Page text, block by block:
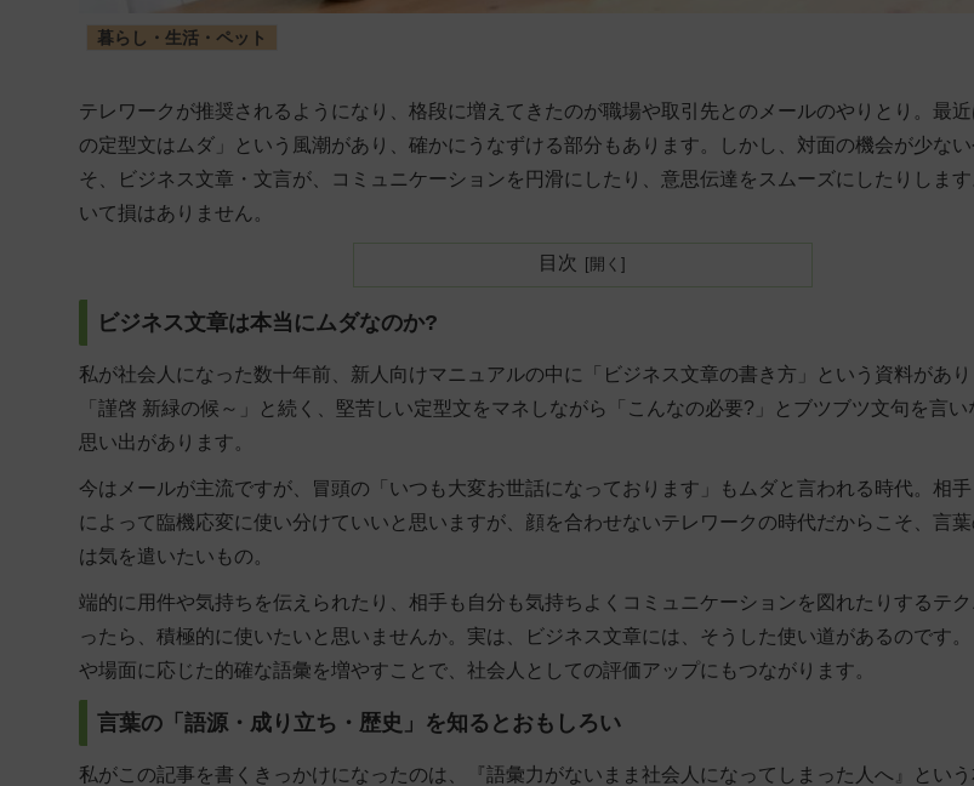
暮らし・生活・ペット
テレワークが推奨されるようになり、格段に増えてきたのが職場や取引先とのメールのやりとり。最
の定型文はムダ」という風潮があり、確かにうなずける部分もあります。しかし、対面の機会が少ない
そ、ビジネス文章・文言が、コミュニケーションを円滑にしたり、意思伝達をスムーズにしたりしま
いて損はありません。
目次
ビジネス文章は本当にムダなのか?
私が社会人になった数十年前、新人向けマニュアルの中に「ビジネス文章の書き方」という資料があり
「謹啓 新緑の候～」と続く、堅苦しい定型文をマネしながら「こんなの必要?」とブツブツ文句を言い
思い出があります。
今はメールが主流ですが、冒頭の「いつも大変お世話になっております」もムダと言われる時代。相
によって臨機応変に使い分けていいと思いますが、顔を合わせないテレワークの時代だからこそ、言
は気を遣いたいもの。
端的に用件や気持ちを伝えられたり、相手も自分も気持ちよくコミュニケーションを図れたりするテ
ったら、積極的に使いたいと思いませんか。実は、ビジネス文章には、そうした使い道があるのです
や場面に応じた的確な語彙を増やすことで、社会人としての評価アップにもつながります。
言葉の「語源・成り立ち・歴史」を知るとおもしろい
私がこの記事を書くきっかけになったのは、『語彙力がないまま社会人になってしまった人へ』という